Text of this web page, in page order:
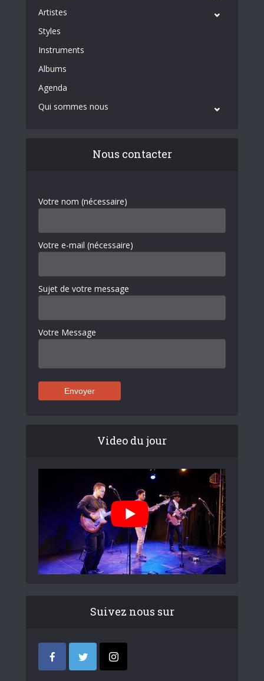
Artistes
Styles
Instruments
Albums
Agenda
Qui sommes nous
Nous contacter
Votre nom (nécessaire)
Votre e-mail (nécessaire)
Sujet de votre message
Votre Message
Video du jour
Suivez nous sur